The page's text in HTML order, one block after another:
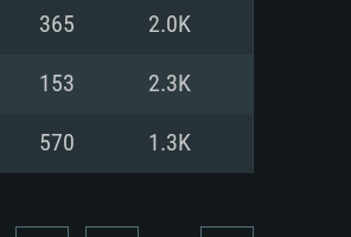
365 2.0K
153 2.3K
570 1.3K